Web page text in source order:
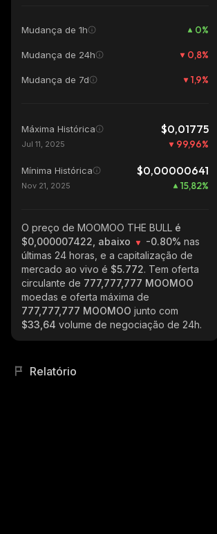
Mudança de 1h 0%
Mudança de 24h 0,8%
Mudança de 7d 1,9%
Máxima Histórica $0,01775
Jul 11, 2025 99,96%
Mínima Histórica $0,00000641
Nov 21, 2025 15,82%
O preço de MOOMOO THE BULL é
$0,000007422, abaixo
-0.80% nas
últimas 24 horas, e a capitalização de
mercado ao vivo é $5.772. Tem oferta
circulante de 777,777,777 MOOMOO
moedas e oferta máxima de
777,777,777 MOOMOO junto com
$33,64 volume de negociação de 24h.
Relatório